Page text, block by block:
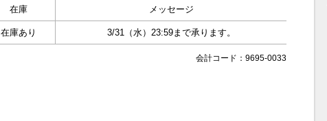
在庫 メッセージ
在庫あり 3/31（水）23:59まで承ります。
会計コード：9695-0033